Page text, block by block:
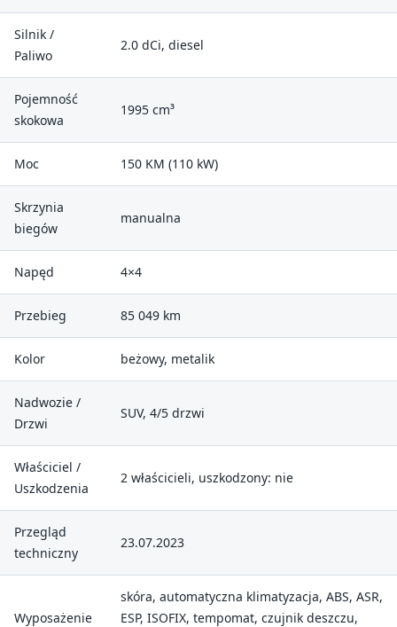
Silnik /
Paliwo
2.0 dCi, diesel
Pojemność
skokowa
1995 cm³
Moc 150 KM (110 kW)
Skrzynia
biegów
manualna
Napęd 4×4
Przebieg 85 049 km
Kolor beżowy, metalik
Nadwozie /
Drzwi
SUV, 4/5 drzwi
Właściciel /
Uszkodzenia
2 właścicieli, uszkodzony: nie
Przegląd
techniczny
23.07.2023
Wyposażenie
skóra, automatyczna klimatyzacja, ABS, ASR,
ESP, ISOFIX, tempomat, czujnik deszczu,